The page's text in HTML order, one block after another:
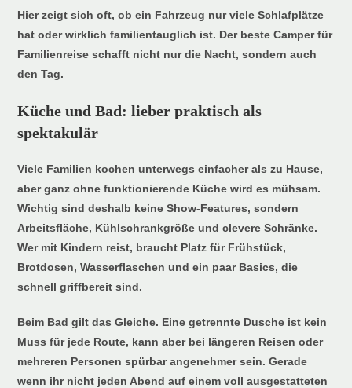
Hier zeigt sich oft, ob ein Fahrzeug nur viele Schlafplätze
hat oder wirklich familientauglich ist. Der beste Camper für
Familienreise schafft nicht nur die Nacht, sondern auch
den Tag.
Küche und Bad: lieber praktisch als
spektakulär
Viele Familien kochen unterwegs einfacher als zu Hause,
aber ganz ohne funktionierende Küche wird es mühsam.
Wichtig sind deshalb keine Show-Features, sondern
Arbeitsfläche, Kühlschrankgröße und clevere Schränke.
Wer mit Kindern reist, braucht Platz für Frühstück,
Brotdosen, Wasserflaschen und ein paar Basics, die
schnell griffbereit sind.
Beim Bad gilt das Gleiche. Eine getrennte Dusche ist kein
Muss für jede Route, kann aber bei längeren Reisen oder
mehreren Personen spürbar angenehmer sein. Gerade
wenn ihr nicht jeden Abend auf einem voll ausgestatteten